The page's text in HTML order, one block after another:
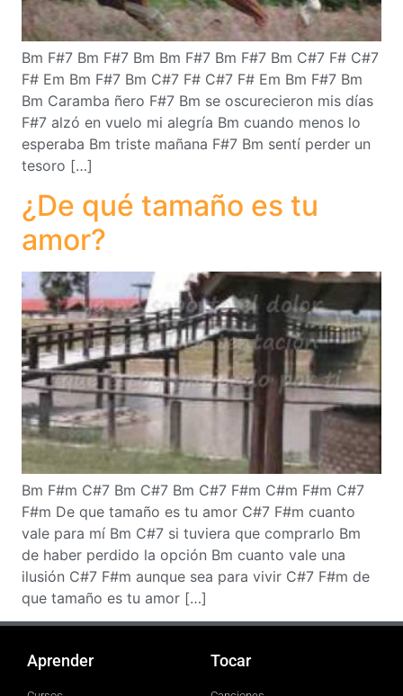
Bm F#7 Bm F#7 Bm Bm F#7 Bm F#7 Bm C#7 F# C#7
F# Em Bm F#7 Bm C#7 F# C#7 F# Em Bm F#7 Bm
Bm Caramba ñero F#7 Bm se oscurecieron mis días
F#7 alzó en vuelo mi alegría Bm cuando menos lo
esperaba Bm triste mañana F#7 Bm sentí perder un
tesoro […]
¿De qué tamaño es tu
amor?
Bm F#m C#7 Bm C#7 Bm C#7 F#m C#m F#m C#7
F#m De que tamaño es tu amor C#7 F#m cuanto
vale para mí Bm C#7 si tuviera que comprarlo Bm
de haber perdido la opción Bm cuanto vale una
ilusión C#7 F#m aunque sea para vivir C#7 F#m de
que tamaño es tu amor […]
Aprender Tocar